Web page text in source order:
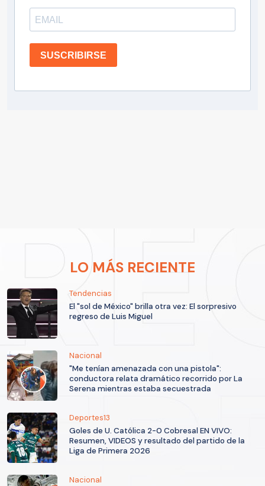
SUSCRIBIRSE
LO MÁS RECIENTE
Tendencias
El "sol de México" brilla otra vez: El sorpresivo
regreso de Luis Miguel
Nacional
"Me tenían amenazada con una pistola":
conductora relata dramático recorrido por La
Serena mientras estaba secuestrada
Deportes13
Goles de U. Católica 2-0 Cobresal EN VIVO:
Resumen, VIDEOS y resultado del partido de la
Liga de Primera 2026
Nacional